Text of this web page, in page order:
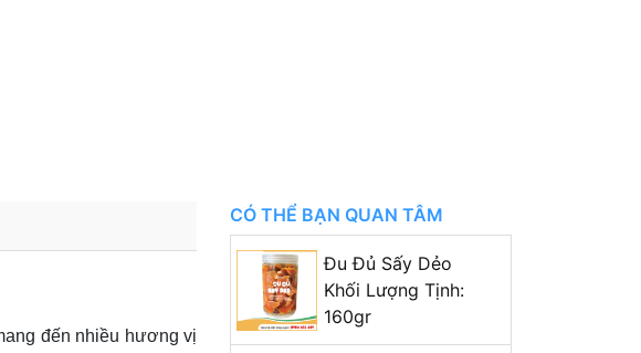
đến nhiều hương vị
CÓ THỂ BẠN QUAN TÂM
Đu Đủ Sấy Dẻo
Khối Lượng Tịnh:
160gr